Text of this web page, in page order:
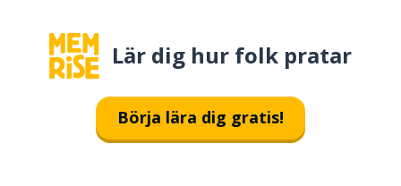
Lär dig hur folk pratar
Börja lära dig gratis!